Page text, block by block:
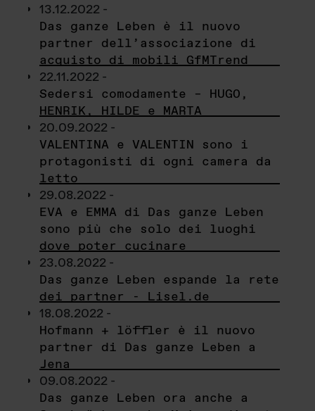
13.12.2022 -
Das ganze Leben è il nuovo
partner dell’associazione di
acquisto di mobili GfMTrend
22.11.2022 -
Sedersi comodamente – HUGO,
HENRIK, HILDE e MARTA
20.09.2022 -
VALENTINA e VALENTIN sono i
protagonisti di ogni camera da
letto
29.08.2022 -
EVA e EMMA di Das ganze Leben
sono più che solo dei luoghi
dove poter cucinare
23.08.2022 -
Das ganze Leben espande la rete
dei partner - Lisel.de
18.08.2022 -
Hofmann + löffler è il nuovo
partner di Das ganze Leben a
Jena
09.08.2022 -
Das ganze Leben ora anche a